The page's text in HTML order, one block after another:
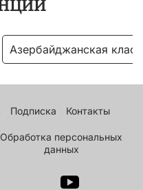
Азербайджанская
Подписка Контакты
Обработка персональных
данных